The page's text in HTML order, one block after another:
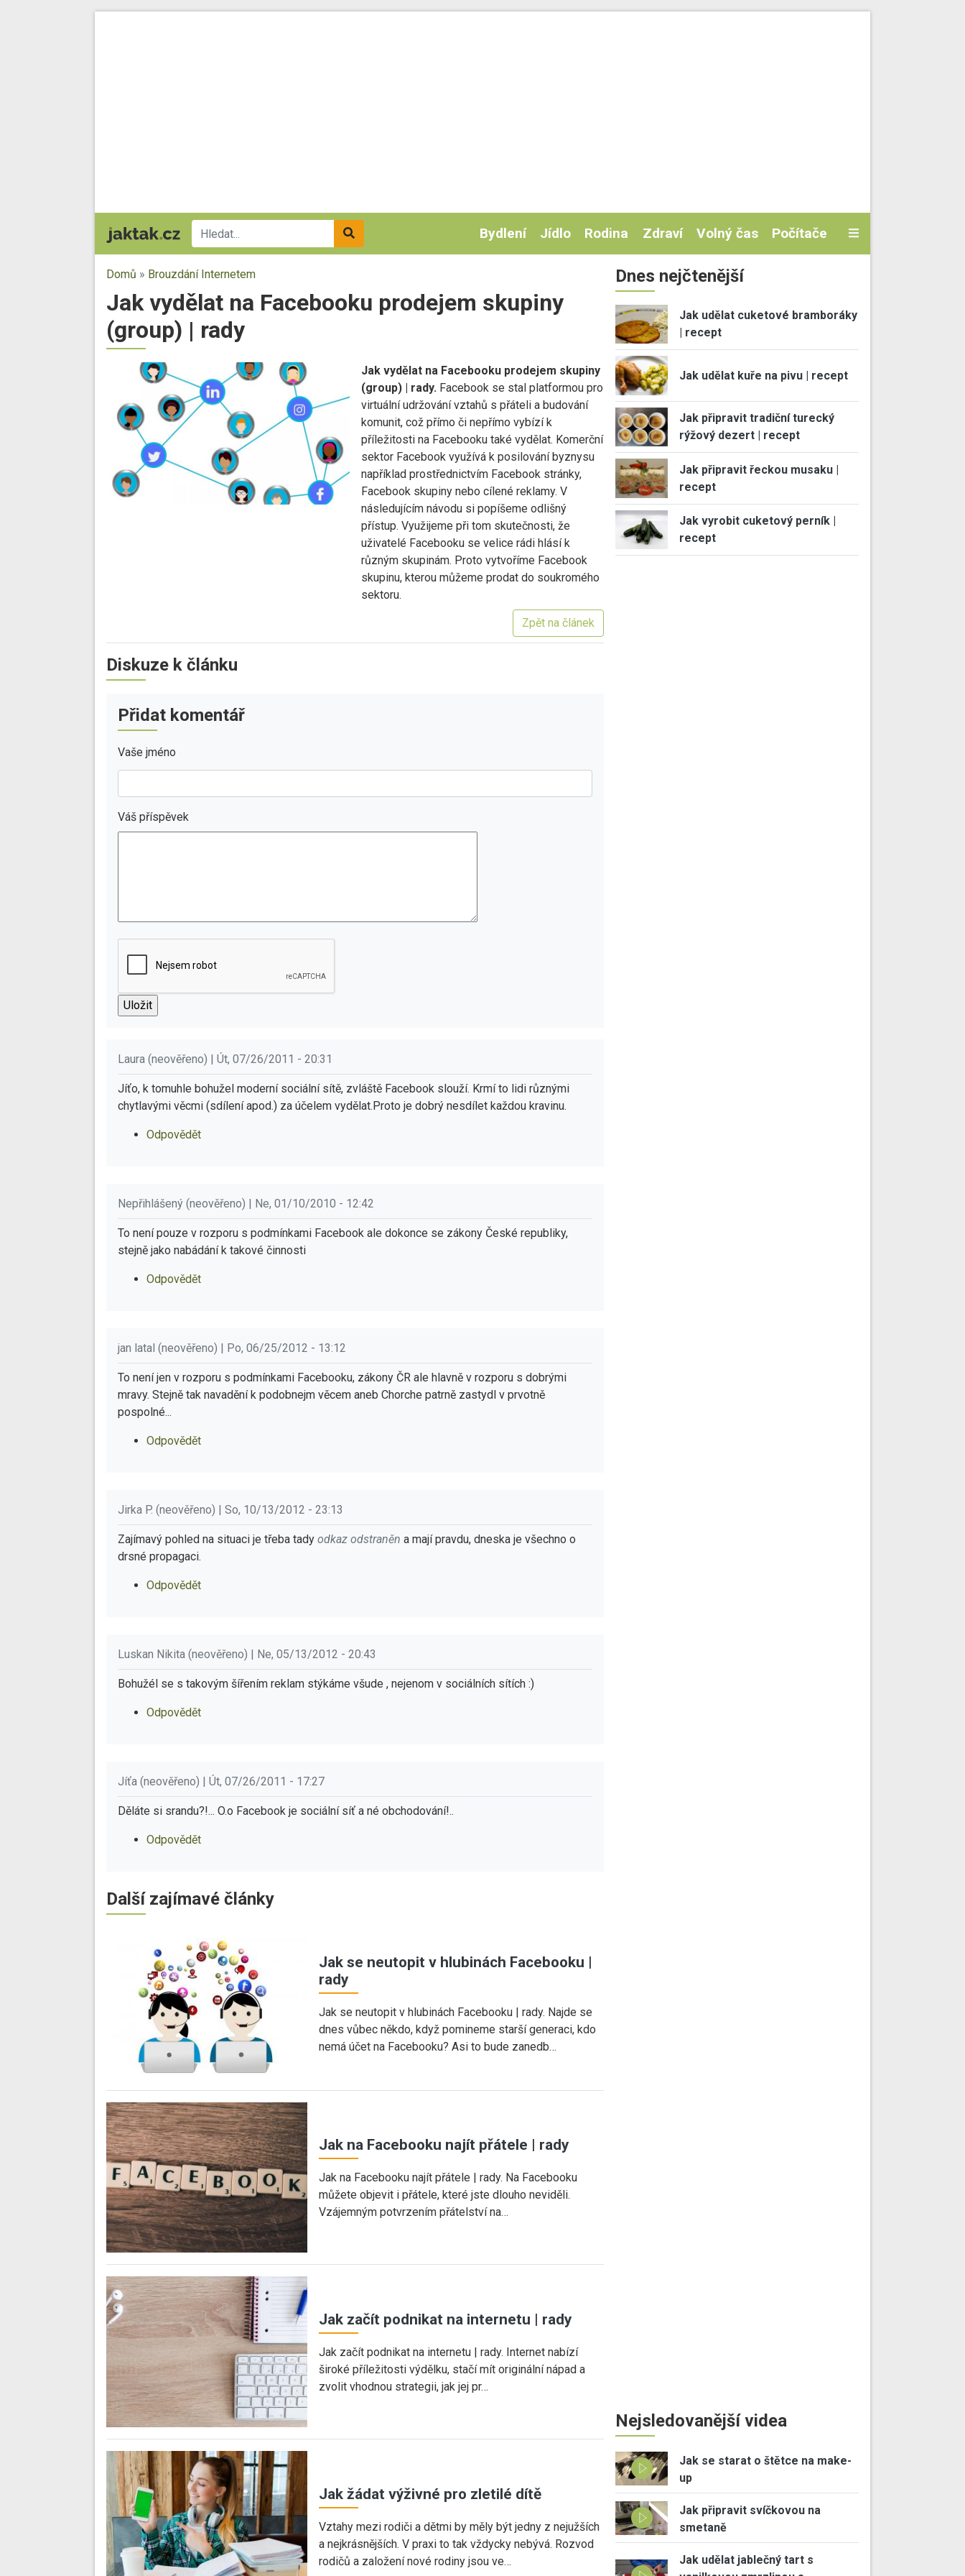
Bydlení Jídlo Rodina Zdraví Volný čas Počítače
Domů » Brouzdání Internetem
Jak vydělat na Facebooku prodejem skupiny
(group) | rady
Jak vydělat na Facebooku prodejem skupiny
(group) | rady. Facebook se stal platformou pro
virtuální udržování vztahů s přáteli a budování
komunit, což přímo či nepřímo vybízí k
příležitosti na Facebooku také vydělat. Komerční
sektor Facebook využívá k posilování byznysu
například prostřednictvím Facebook stránky,
Facebook skupiny nebo cílené reklamy. V
následujícím návodu si popíšeme odlišný
přístup. Využijeme při tom skutečnosti, že
uživatelé Facebooku se velice rádi hlásí k
různým skupinám. Proto vytvoříme Facebook
skupinu, kterou můžeme prodat do soukromého
sektoru.
Zpět na článek
Diskuze k článku
Přidat komentář
Vaše jméno
Váš příspěvek
Laura (neověřeno) | Út, 07/26/2011 - 20:31
Jíťo, k tomuhle bohužel moderní sociální sítě, zvláště Facebook slouží. Krmí to lidi různými
chytlavými věcmi (sdílení apod.) za účelem vydělat.Proto je dobrý nesdílet každou kravinu.
Odpovědět
Nepřihlášený (neověřeno) | Ne, 01/10/2010 - 12:42
To není pouze v rozporu s podmínkami Facebook ale dokonce se zákony České republiky,
stejně jako nabádání k takové činnosti
Odpovědět
jan latal (neověřeno) | Po, 06/25/2012 - 13:12
To není jen v rozporu s podmínkami Facebooku, zákony ČR ale hlavně v rozporu s dobrými
mravy. Stejně tak navadění k podobnejm věcem aneb Chorche patrně zastydl v prvotně
pospolné...
Odpovědět
Jirka P. (neověřeno) | So, 10/13/2012 - 23:13
Zajímavý pohled na situaci je třeba tady odkaz odstraněn a mají pravdu, dneska je všechno o
drsné propagaci.
Odpovědět
Luskan Nikita (neověřeno) | Ne, 05/13/2012 - 20:43
Bohužél se s takovým šířením reklam stýkáme všude , nejenom v sociálních sítích :)
Odpovědět
Jíťa (neověřeno) | Út, 07/26/2011 - 17:27
Děláte si srandu?!... O.o Facebook je sociální síť a né obchodování!..
Odpovědět
Další zajímavé články
Jak se neutopit v hlubinách Facebooku |
rady
Jak se neutopit v hlubinách Facebooku | rady. Najde se
dnes vůbec někdo, když pomineme starší generaci, kdo
nemá účet na Facebooku? Asi to bude zanedb…
Jak na Facebooku najít přátele | rady
Jak na Facebooku najít přátele | rady. Na Facebooku
můžete objevit i přátele, které jste dlouho neviděli.
Vzájemným potvrzením přátelství na…
Jak začít podnikat na internetu | rady
Jak začít podnikat na internetu | rady. Internet nabízí
široké příležitosti výdělku, stačí mít originální nápad a
zvolit vhodnou strategii, jak jej pr…
Jak žádat výživné pro zletilé dítě
Vztahy mezi rodiči a dětmi by měly být jedny z nejužších
a nejkrásnějších. V praxi to tak vždycky nebývá. Rozvod
rodičů a založení nové rodiny jsou ve…
Dnes nejčtenější
Jak udělat cuketové bramboráky
| recept
Jak udělat kuře na pivu | recept
Jak připravit tradiční turecký
rýžový dezert | recept
Jak připravit řeckou musaku |
recept
Jak vyrobit cuketový perník |
recept
Nejsledovanější videa
Jak se starat o štětce na make-
up
Jak připravit svíčkovou na
smetaně
Jak udělat jablečný tart s